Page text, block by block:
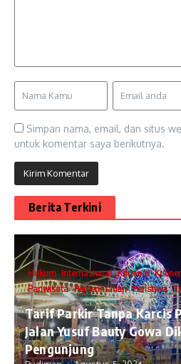
Simpan nama, email, dan situs
untuk komentar saya berikutnya.
Berita Terkini
Hukum Internasional Kriminal Kuliner
Pariwisata Pemerintahan Peristiwa
Tarif Parkir Tanpa Karcis
Jalan Yusuf Bauty Gowa
Pengunjung